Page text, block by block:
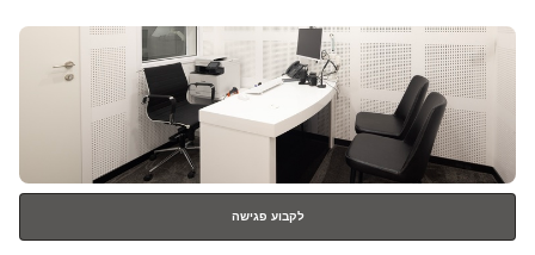
לחץ
ENTER
למידע
נוסף
לקבוע פגישה